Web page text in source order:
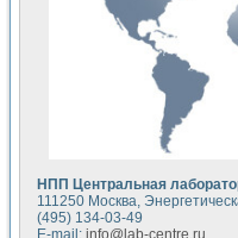
Передовые
Виртуальный
Исследование
Исследование
Метод
Недорогая
НПП Центральная
111250 Москва,
(495) 134-03-49
E-mail: info@lab-centre.ru